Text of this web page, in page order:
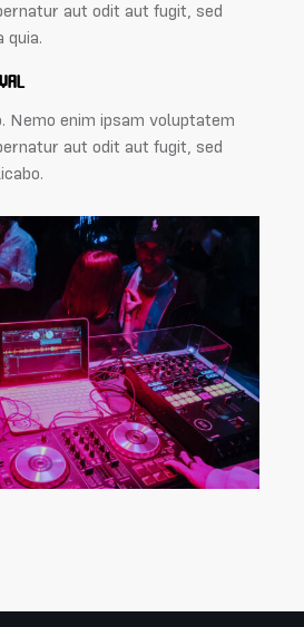
aut odit aut fugit, sed
quia.
Nemo enim ipsam voluptatem
aut odit aut fugit, sed